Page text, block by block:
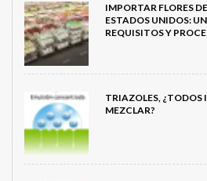
IMPORTAR FLORES
ESTADOS UNIDOS:
REQUISITOS Y
TRIAZOLES, ¿TODOS
MEZCLAR?